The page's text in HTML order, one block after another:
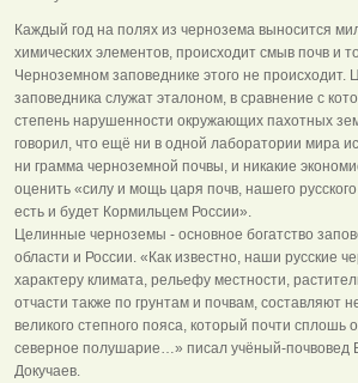
Каждый год на полях из чернозема выносится
химических элементов, происходит смыв почв и
Черноземном заповеднике этого не
заповедника служат эталоном, в сравнение с
степень нарушенности окружающих пахотных
говорил, что ещё ни в одной лаборатории мира
ни грамма черноземной почвы, и никакие
оценить «силу и мощь царя почв, нашего
есть и будет Кормильцем России».
Целинные черноземы - основное богатство
области и России. «Как известно, наши русские
характеру климата, рельефу местности,
отчасти также по грунтам и почвам, составляют
великого степного пояса, который почти сплошь
северное полушарие…» писал учёный-почвовед
Докучаев.